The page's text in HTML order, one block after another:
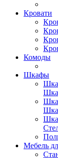
Кровати
Комоды
Шкафы
Мебель